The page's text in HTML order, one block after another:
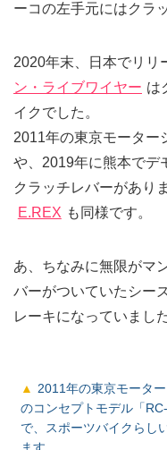
ーコの左手元にはクラ
2020年末、日本でリリ
ン・ライブワイヤー は
イクでした。
2011年の東京モーター
や、2019年に熊本でデ
クラッチレバーがあり
E.REX も同様です。
あ、ちなみに無限がマ
バーがついていたシー
レーキになっていました
2011年の東京モータ
のコンセプトモデル「
で、スポーツバイクらし